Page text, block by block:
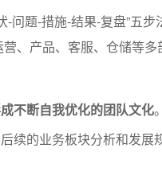
-问题-措施-结果-复盘”五
、产品、客服、仓储等
不断自我优化的团队文化
续的业务板块分析和发展